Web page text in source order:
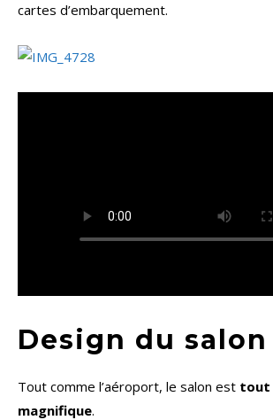
cartes d’embarquement.
Design du salon
Tout comme l’aéroport, le salon est tout
magnifique.